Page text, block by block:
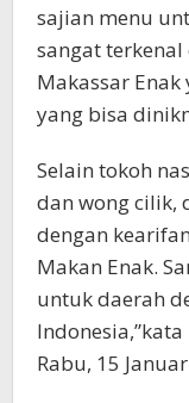
sajian menu
sangat terkenal
Makassar
yang bisa
Selain tokoh
dan wong cilik,
dengan
Makan Enak.
untuk daerah
Rabu, 15